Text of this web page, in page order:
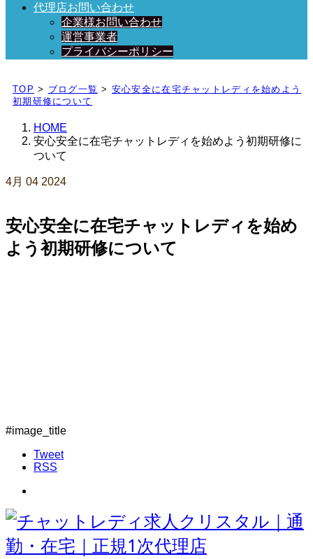
代理店お問い合わせ
企業様お問い合わせ
運営事業者
プライバシーポリシー
日々、ブログを更新中！
TOP > ブログ一覧 > 安心安全に在宅チャットレディを始めよう
初期研修について
HOME
安心安全に在宅チャットレディを始めよう初期研修に
ついて
4月 04 2024
安心安全に在宅チャットレディを始め
よう初期研修について
#image_title
Tweet
RSS